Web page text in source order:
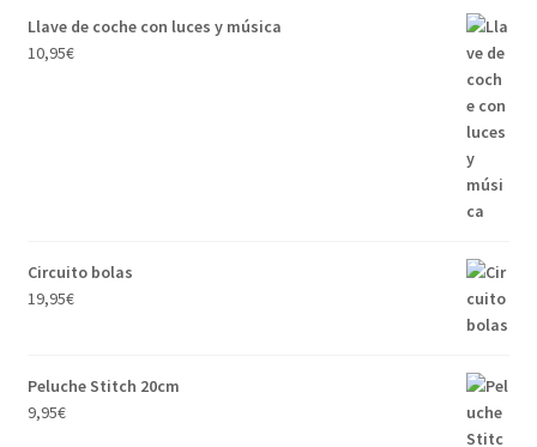
Llave de coche con luces y música
10,95€
Circuito bolas
19,95€
Peluche Stitch 20cm
9,95€